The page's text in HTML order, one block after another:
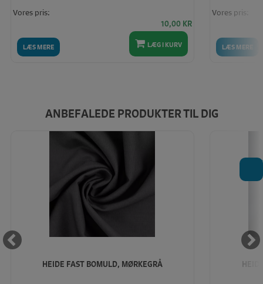
LÆS MERE
Vores pris:
10,00 KR
LÆG I KURV LÆS MERE
Vores pris:
ANBEFALEDE PRODUKTER TIL DIG
HEIDE FAST BOMULD, MØRKEGRÅ